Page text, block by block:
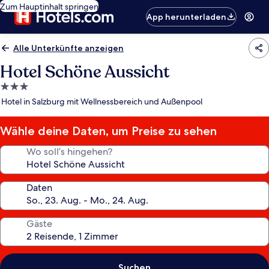
Zum Hauptinhalt springen
App herunterladen
Alle Unterkünfte anzeigen
Hotel Schöne Aussicht
3.0-
Sterne-
Hotel in Salzburg mit Wellnessbereich und Außenpool
Wähle deine Daten, um Preise zu sehen
Wo soll’s hingehen?
Daten
Gäste